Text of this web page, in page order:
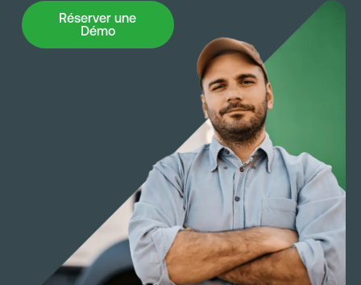
Réserver une
Démo
Réserver une Démo